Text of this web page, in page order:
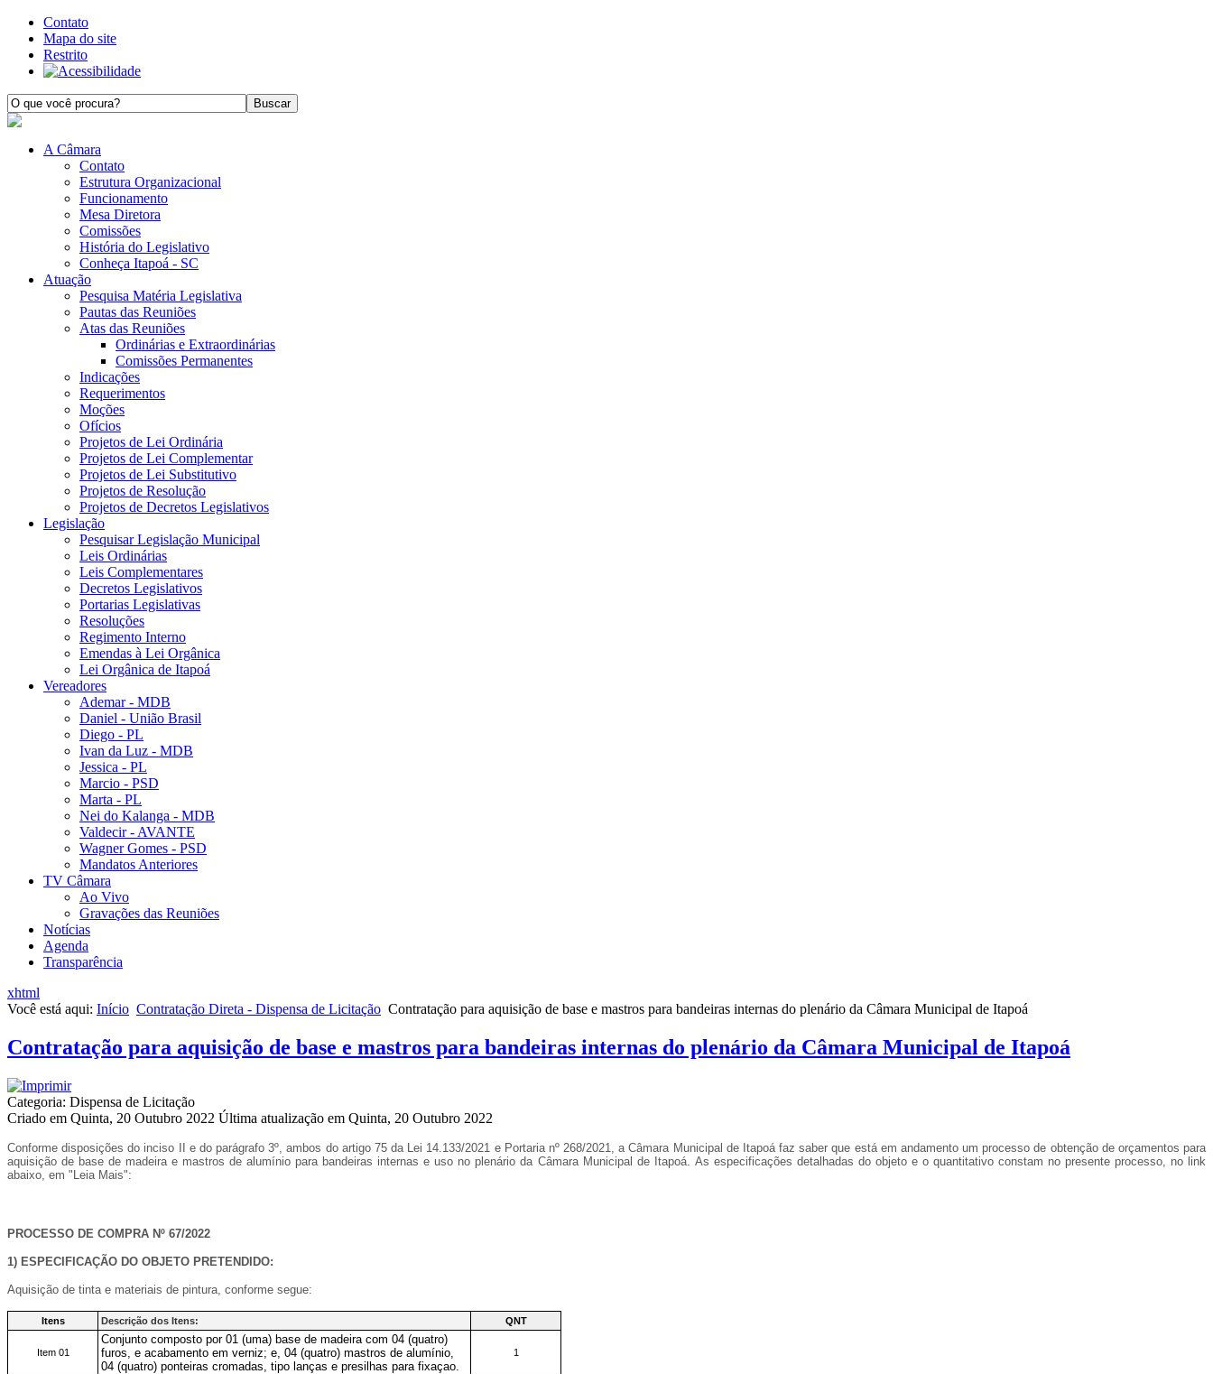
Contato
Mapa do site
Restrito
A Câmara
Contato
Estrutura Organizacional
Funcionamento
Mesa Diretora
Comissões
História do Legislativo
Conheça Itapoá - SC
Atuação
Pesquisa Matéria Legislativa
Pautas das Reuniões
Atas das Reuniões
Ordinárias e Extraordinárias
Comissões Permanentes
Indicações
Requerimentos
Moções
Ofícios
Projetos de Lei Ordinária
Projetos de Lei Complementar
Projetos de Lei Substitutivo
Projetos de Resolução
Projetos de Decretos Legislativos
Legislação
Pesquisar Legislação Municipal
Leis Ordinárias
Leis Complementares
Decretos Legislativos
Portarias Legislativas
Resoluções
Regimento Interno
Emendas à Lei Orgânica
Lei Orgânica de Itapoá
Vereadores
Ademar - MDB
Daniel - União Brasil
Diego - PL
Ivan da Luz - MDB
Jessica - PL
Marcio - PSD
Marta - PL
Nei do Kalanga - MDB
Valdecir - AVANTE
Wagner Gomes - PSD
Mandatos Anteriores
TV Câmara
Ao Vivo
Gravações das Reuniões
Notícias
Agenda
Transparência
xhtml
Você está aqui: Início Contratação Direta - Dispensa de Licitação Contratação para aquisição de base e mastros para bandeiras internas do plenário da Câmara Municipal de Itapoá
Contratação para aquisição de base e mastros para bandeiras internas do plenário da Câmara Municipal de Itapoá
Categoria: Dispensa de Licitação
Criado em Quinta, 20 Outubro 2022 Última atualização em Quinta, 20 Outubro 2022
Conforme disposições do inciso II e do parágrafo 3º, ambos do artigo 75 da Lei 14.133/2021 e Portaria nº 268/2021
, a Câmara Municipal de Itapoá faz saber que está em andamento um processo de obtenção de orçamentos para
aquisição de base de madeira e mastros de alumínio para bandeiras internas e uso no plenário da Câmara Municipal de Itapoá. As especificações detalhadas do objeto e o quantitativo constam no presente processo, no link
abaixo, em "Leia Mais":
PROCESSO DE COMPRA Nº 67/2022
1) ESPECIFICAÇÃO DO OBJETO PRETENDIDO:
Aquisição de tinta e materiais de pintura, conforme segue:
Itens Descrição dos Itens: QNT
Item 01
Conjunto composto por 01 (uma) base de madeira com 04 (quatro)
furos, e acabamento em verniz; e, 04 (quatro) mastros de alumínio,
04 (quatro) ponteiras cromadas, tipo lanças e presilhas para fixaçao.
1